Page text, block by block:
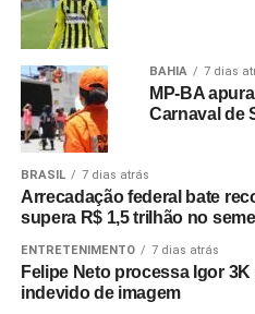
BAHIA 7 dias
MP-BA
Carnaval de
BRASIL 7 dias atrás
Arrecadação federal bate
supera R$ 1,5 trilhão no
ENTRETENIMENTO 7 dias atrás
Felipe Neto processa Igor
indevido de imagem